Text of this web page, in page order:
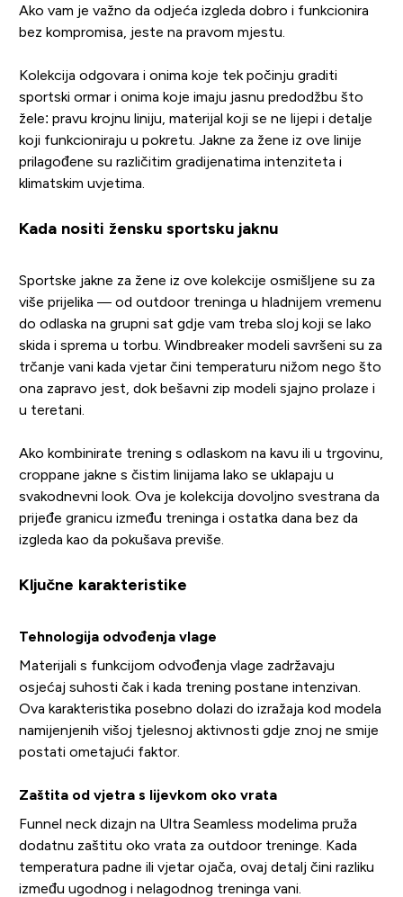
Ako vam je važno da odjeća izgleda dobro i funkcionira
bez kompromisa, jeste na pravom mjestu.
Kolekcija odgovara i onima koje tek počinju graditi
sportski ormar i onima koje imaju jasnu predodžbu što
žele: pravu krojnu liniju, materijal koji se ne lijepi i detalje
koji funkcioniraju u pokretu. Jakne za žene iz ove linije
prilagođene su različitim gradijenatima intenziteta i
klimatskim uvjetima.
Kada nositi žensku sportsku jaknu
Sportske jakne za žene iz ove kolekcije osmišljene su za
više prijelika — od outdoor treninga u hladnijem vremenu
do odlaska na grupni sat gdje vam treba sloj koji se lako
skida i sprema u torbu. Windbreaker modeli savršeni su za
trčanje vani kada vjetar čini temperaturu nižom nego što
ona zapravo jest, dok bešavni zip modeli sjajno prolaze i
u teretani.
Ako kombinirate trening s odlaskom na kavu ili u trgovinu,
croppane jakne s čistim linijama lako se uklapaju u
svakodnevni look. Ova je kolekcija dovoljno svestrana da
prijeđe granicu između treninga i ostatka dana bez da
izgleda kao da pokušava previše.
Ključne karakteristike
Tehnologija odvođenja vlage
Materijali s funkcijom odvođenja vlage zadržavaju
osjećaj suhosti čak i kada trening postane intenzivan.
Ova karakteristika posebno dolazi do izražaja kod modela
namijenjenih višoj tjelesnoj aktivnosti gdje znoj ne smije
postati ometajući faktor.
Zaštita od vjetra s lijevkom oko vrata
Funnel neck dizajn na Ultra Seamless modelima pruža
dodatnu zaštitu oko vrata za outdoor treninge. Kada
temperatura padne ili vjetar ojača, ovaj detalj čini razliku
između ugodnog i nelagodnog treninga vani.